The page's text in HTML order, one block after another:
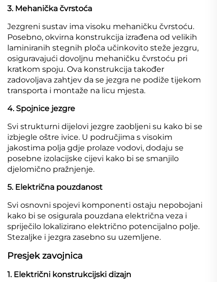
3. Mehanička čvrstoća
Jezgreni sustav ima visoku mehaničku čvrstoću.
Posebno, okvirna konstrukcija izrađena od velikih
laminiranih stegnih ploča učinkovito steže jezgru,
osiguravajući dovoljnu mehaničku čvrstoću pri
kratkom spoju. Ova konstrukcija također
zadovoljava zahtjev da se jezgra ne podiže tijekom
transporta i montaže na licu mjesta.
4. Spojnice jezgre
Svi strukturni dijelovi jezgre zaobljeni su kako bi se
izbjegle oštre ivice. U područjima s visokim
jakostima polja gdje prolaze vodovi, dodaju se
posebne izolacijske cijevi kako bi se smanjilo
djelomično pražnjenje.
5. Električna pouzdanost
Svi osnovni spojevi komponenti ostaju nepobojani
kako bi se osigurala pouzdana električna veza i
spriječilo lokalizirano električno potencijalno polje.
Stezaljke i jezgra zasebno su uzemljene.
Presjek zavojnica
1. Električni konstrukcijski dizajn